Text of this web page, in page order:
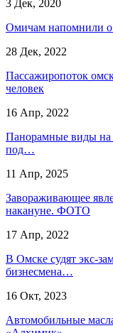
3 Дек, 2020
Омичам напомнили о
28 Дек, 2022
Пассажиропоток
человек
16 Апр, 2022
Панорамные виды на
под…
11 Апр, 2025
Завораживающее
накануне. ФОТО
17 Апр, 2022
В Омске судят экс-
бизнесмена…
16 Окт, 2023
Автомобильные